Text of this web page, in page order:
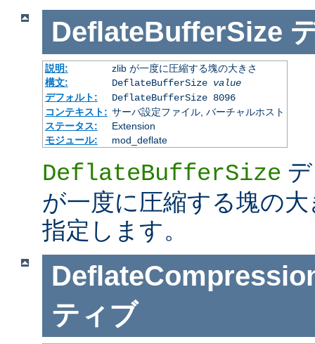
DeflateBufferSize
説明:
zlib が一度に圧縮する塊の大きさ
構文:
DeflateBufferSize value
デフォルト:
DeflateBufferSize 8096
コンテキスト: サーバ設定ファイル, バーチャルホスト
ステータス:
Extension
モジュール:
mod_deflate
DeflateBufferSize
が一度に圧縮する塊の
指定します。
ティブ